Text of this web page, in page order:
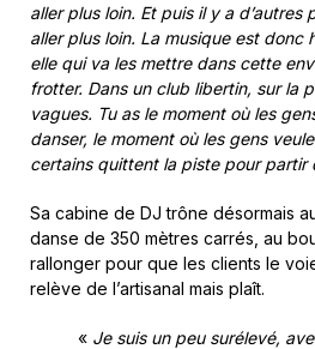
aller plus loin. Et puis il y a d’autres
aller plus loin. La musique est donc
elle qui va les mettre dans cette
frotter. Dans un club libertin, sur la
vagues. Tu as le moment où les
danser, le moment où les gens
certains quittent la piste pour partir
Sa cabine de DJ trône désormais
danse de 350 mètres carrés, au
rallonger pour que les clients le
relève de l’artisanal mais plaît.
« Je suis un peu surélevé,